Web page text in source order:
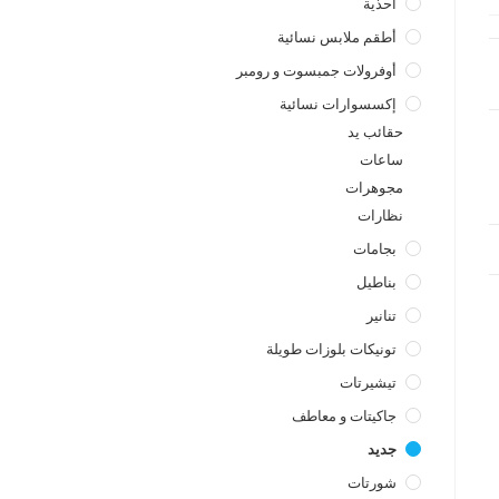
أطقم ملابس نسائية
أوفرولات جمبسوت و رومبر
إكسسوارات نسائية
حقائب يد
ساعات
مجوهرات
نظارات
بجامات
بناطيل
تنانير
تونيكات بلوزات طويلة
تيشيرتات
جاكيتات و معاطف
جديد
شورتات